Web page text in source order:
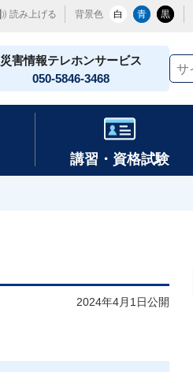
読み上げる 背景色 白 青 黒
災害情報テレホンサービス
050-5846-3468
講習・資格試験
2024年4月1日公開